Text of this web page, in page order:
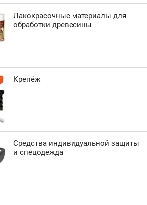
Лакокрасочные материалы для
обработки древесины
Крепёж
Средства индивидуальной защиты
и спецодежда